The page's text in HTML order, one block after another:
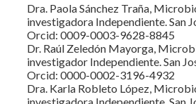
Dra. Paola Sánchez Traña,
investigadora Independiente. San
Orcid: 0009-0003-9628-8845
Dr. Raúl Zeledón Mayorga,
investigador Independiente. San
Orcid: 0000-0002-3196-4932
Dra. Karla Robleto López,
investigadora Independiente. San